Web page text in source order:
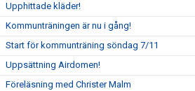
Upphittade kläder!
Kommunträningen är nu i gång!
Start för kommunträning söndag 7/11
Uppsättning Airdomen!
Föreläsning med Christer Malm